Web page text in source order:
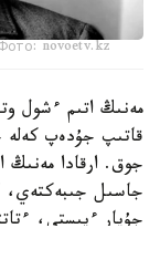
novoetv.kz
مەنىڭ اتىم ءشول
قاتىپ جۇدەپ كەلە
جوق. ارقادا
جاسىل
جۇپار ءيىستى،